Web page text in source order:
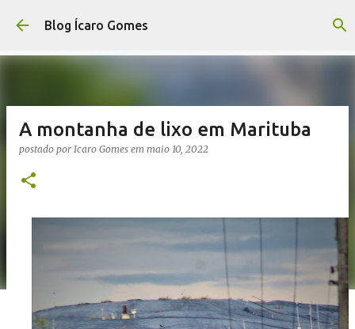
Pular para o conteúdo principal
Blog Ícaro Gomes
A montanha de lixo em Marituba
postado por Icaro Gomes em maio 10, 2022